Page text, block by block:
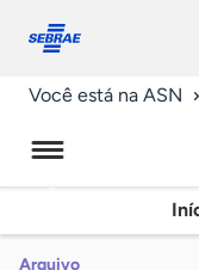
conosco
Você está na ASN
Arquivo